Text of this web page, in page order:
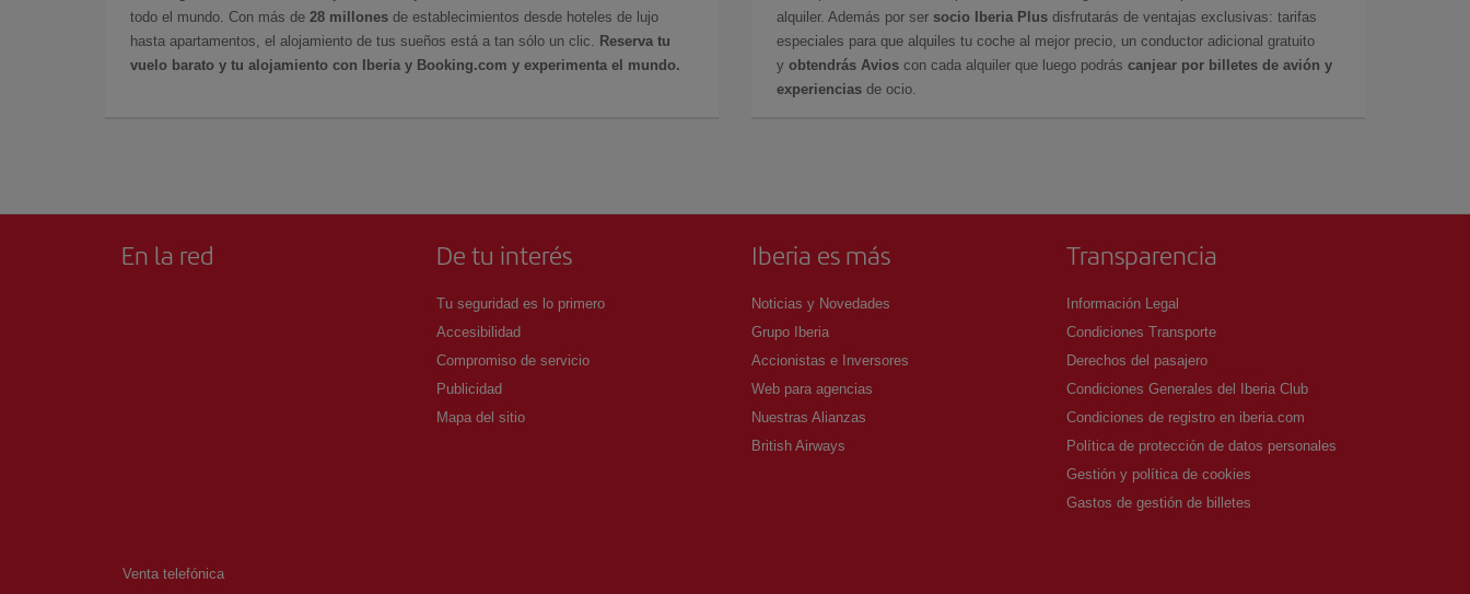
todo el mundo. Con más de 28 millones de establecimientos desde hoteles de lujo
hasta apartamentos, el alojamiento de tus sueños está a tan sólo un clic.
Reserva tu
vuelo barato y tu alojamiento con Iberia y Booking.com y experimenta el mundo.
alquiler. Además por ser socio Iberia Plus disfrutarás de ventajas exclusivas: tarifas
especiales para que alquiles tu coche al mejor precio, un conductor adicional gratuito
y obtendrás Avios con cada alquiler que luego podrás canjear por billetes de avión y
experiencias de ocio.
En la red De tu interés
Tu seguridad es lo primero
Accesibilidad
Compromiso de servicio
Publicidad
Mapa del sitio
Iberia es más
Noticias y Novedades
Grupo Iberia
Accionistas e Inversores
Web para agencias
Nuestras Alianzas
British Airways
Transparencia
Información Legal
Condiciones Transporte
Derechos del pasajero
Condiciones Generales del Iberia Club
Condiciones de registro en iberia.com
Política de protección de datos personales
Gestión y política de cookies
Gastos de gestión de billetes
Venta telefónica